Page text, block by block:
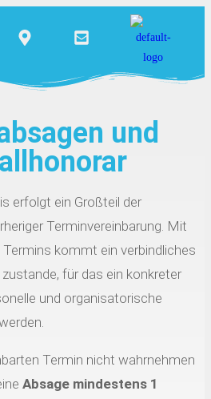
und
erfolgt ein Großteil der
Terminvereinbarung. Mit
Termins kommt ein verbindliches
für das ein konkreter
und organisatorische
Termin nicht wahrnehmen
Absage mindestens 1